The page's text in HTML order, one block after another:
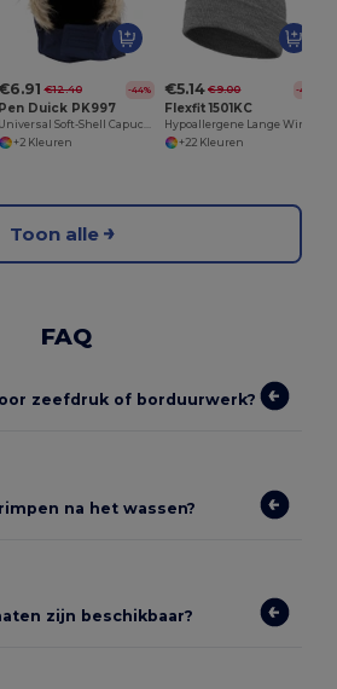
€6.91 €12.40 -44%
Pen Duick PK997
Universal Soft-Shell Capuchon
+2 Kleuren
€5.14 €9.00 -43%
Flexfit 1501KC
+22 Kleuren
Toon alle
FAQ
zeefdruk of borduurwerk?
na het wassen?
zijn beschikbaar?